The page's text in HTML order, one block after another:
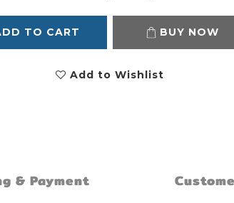
TO CART BUY NOW
Add to Wishlist
& Payment